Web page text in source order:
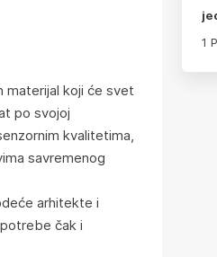
materijal koji će svet
po svojoj
kvalitetima,
savremenog
arhitekte i
čak i
1